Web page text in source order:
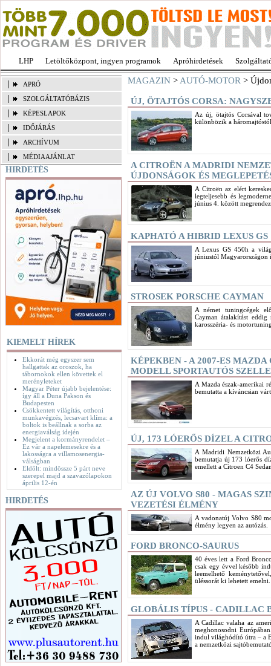
LHP Letöltőközpont, ingyen programok Apróhirdetések
APRÓ
SZOLGÁLTATÓBÁZIS
KÉPESLAPOK
IDŐJÁRÁS
ARCHÍVUM
MÉDIAAJÁNLAT
HIRDETÉS
KIEMELT HÍREK
Ekkorát még egyszer sem
hallgattak az oroszok, ha
tábornokok ellen követtek el
merényleteket
Magyar Péter újabb bejelentése:
így áll a Duna Pakson és
Budapesten
Csökkentett világítás, otthoni
munkavégzés, lecsavart klíma: a
boltok is beállnak a sorba az
energiaválság idején
Megjelent a kormányrendelet –
Ez vár a napelemesekre és a
lakosságra a villamosenergia-
válságban
Eldőlt: mindössze 5 párt neve
szerepel majd a szavazólapokon
április 12-én
HIRDETÉS
MAGAZIN > AUTÓ-MOTOR >
ÚJ, ÖTAJTÓS CORSA:
Az új, ötajtós Corsával
különbözik a
A CITROËN A MADRIDI
ÚJDONSÁGOK ÉS
A Citroën az elért
legteljesebb és
június 4. között
KAPHATÓ A HIBRID LEXUS GS
A Lexus GS 450h a
júniustól
STROSEK PORSCHE CAYMAN
A német tuningcégek
Cayman átalakítást
karosszéria- és
KÉPEKBEN - A 2007-ES MAZDA
MODELL SPORTAUTÓS
A Mazda észak-amerikai
bemutatta a kíváncsian
ÚJ, 173 LÓERŐS DÍZEL A
A Madridi Nemzetközi
bemutatja új 173 lóerős
emellett a Citroen C4
AZ ÚJ VOLVO S80 - MAGAS
VEZETÉSI ÉLMÉNY
A vadonatúj Volvo S80
élmény legyen az autózás.
FORD BRONCO-SAURUS
40 éves lett a Ford
csak egy évvel később
leemelhető
üléssorát ki lehetett emelni.
GLOBÁLIS TÍPUS - CADILLAC
A Cadillac valaha az
meghonosodni
indul világhódító útra – a
a nemzetközi